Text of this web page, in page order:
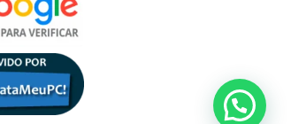
Qual módulo você procura?